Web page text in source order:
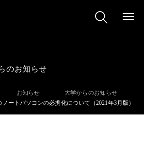
のお知らせ
お知らせ
大学からのお知らせ
ートパソコンの必携化について（2021年3月版）